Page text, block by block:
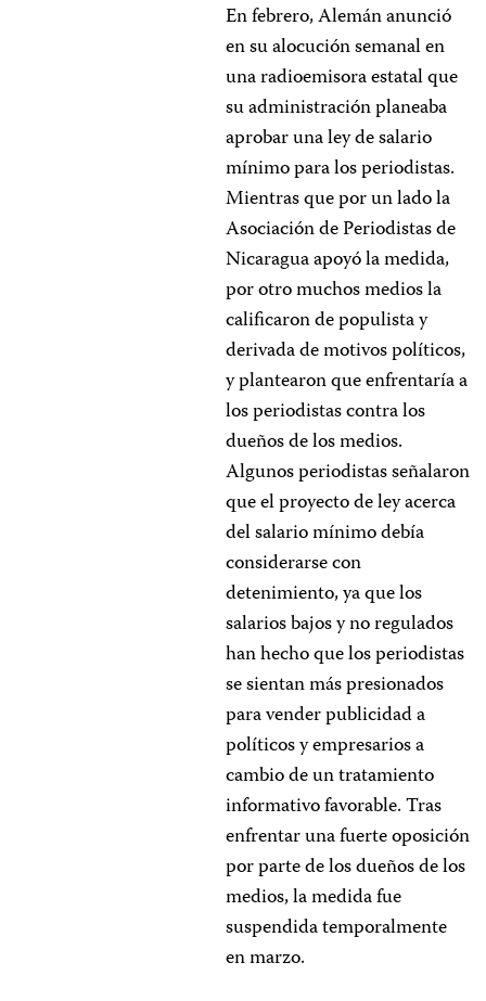
En febrero, Alemán anunció
en su alocución semanal en
una radioemisora estatal que
su administración planeaba
aprobar una ley de salario
mínimo para los periodistas.
Mientras que por un lado la
Asociación de Periodistas de
Nicaragua apoyó la medida,
por otro muchos medios la
calificaron de populista y
derivada de motivos políticos,
y plantearon que enfrentaría a
los periodistas contra los
dueños de los medios.
Algunos periodistas señalaron
que el proyecto de ley acerca
del salario mínimo debía
considerarse con
detenimiento, ya que los
salarios bajos y no regulados
han hecho que los periodistas
se sientan más presionados
para vender publicidad a
políticos y empresarios a
cambio de un tratamiento
informativo favorable. Tras
enfrentar una fuerte oposición
por parte de los dueños de los
medios, la medida fue
suspendida temporalmente
en marzo.